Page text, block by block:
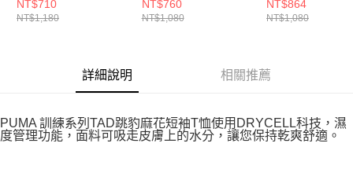
袖上衣 52667301
NT$710
NT$1,180
上衣 52589198
NT$760
NT$1,080
上衣 52589126
NT$864
NT$1,080
詳細說明 相關推薦
PUMA 訓練系列TAD跳豹麻花短袖T恤使用DRYCELL科技，濕
度管理功能，面料可吸走皮膚上的水分，讓您保持乾爽舒適。